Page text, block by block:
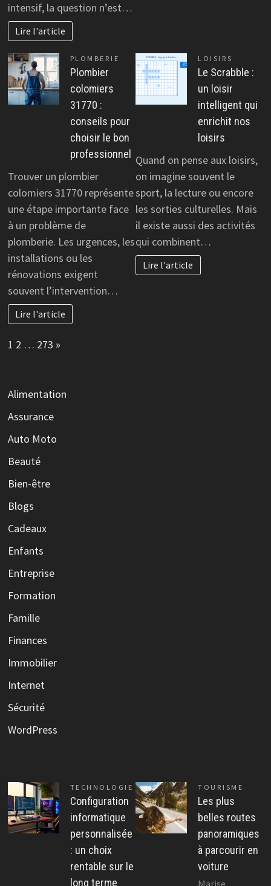
intensif, la question n’est…
Lire l'article
PLOMBERIE
Plombier
colomiers
31770 :
conseils pour
choisir le bon
professionnel
Trouver un plombier
colomiers 31770 représente
une étape importante face
à un problème de
plomberie. Les urgences, les
installations ou les
rénovations exigent
souvent l’intervention…
Lire l'article
LOISIRS
Le Scrabble :
un loisir
intelligent qui
enrichit nos
loisirs
Quand on pense aux loisirs,
on imagine souvent le
sport, la lecture ou encore
les sorties culturelles. Mais
il existe aussi des activités
qui combinent…
Lire l'article
Page:
1 2 … 273 Next
»
Alimentation
Assurance
Auto Moto
Beauté
Bien-être
Blogs
Cadeaux
Enfants
Entreprise
Formation
Famille
Finances
Immobilier
Internet
Sécurité
WordPress
TECHNOLOGIE
Configuration
informatique
personnalisée
: un choix
rentable sur le
long terme
TOURISME
Les plus
belles routes
panoramiques
à parcourir en
voiture
Marise